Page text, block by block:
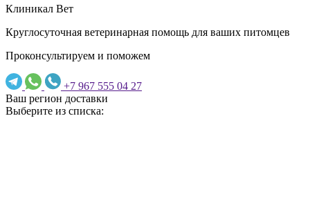
Клиникал Вет
Круглосуточная ветеринарная помощь для ваших питомцев
Проконсультируем и поможем
+7 967 555 04 27
Ваш регион доставки
Выберите из списка: